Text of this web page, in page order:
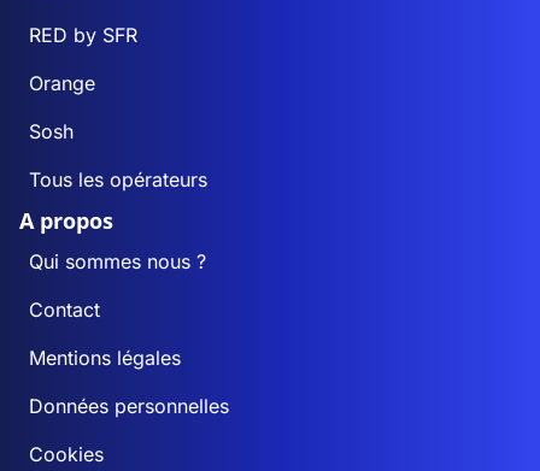
RED by SFR
Orange
Sosh
Tous les opérateurs
A propos
Qui sommes nous ?
Contact
Mentions légales
Données personnelles
Cookies